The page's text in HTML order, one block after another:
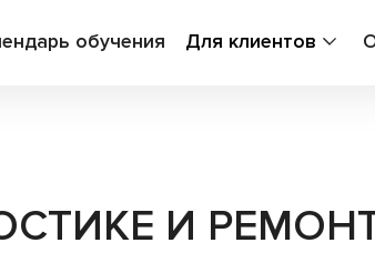
обучения Для клиентов
И